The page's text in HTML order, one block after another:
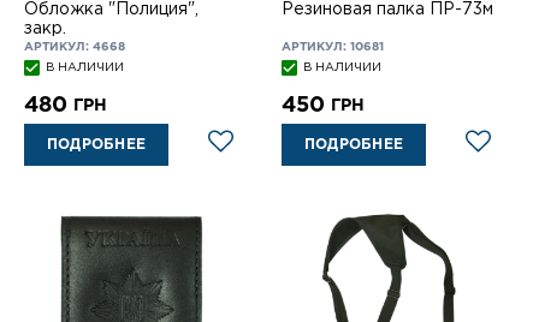
Обложка "Полиция",
закр.
АРТИКУЛ: 4668
В НАЛИЧИИ
480 ГРН
ПОДРОБНЕЕ
Резиновая палка ПР-73м
АРТИКУЛ: 10681
В НАЛИЧИИ
450 ГРН
ПОДРОБНЕЕ